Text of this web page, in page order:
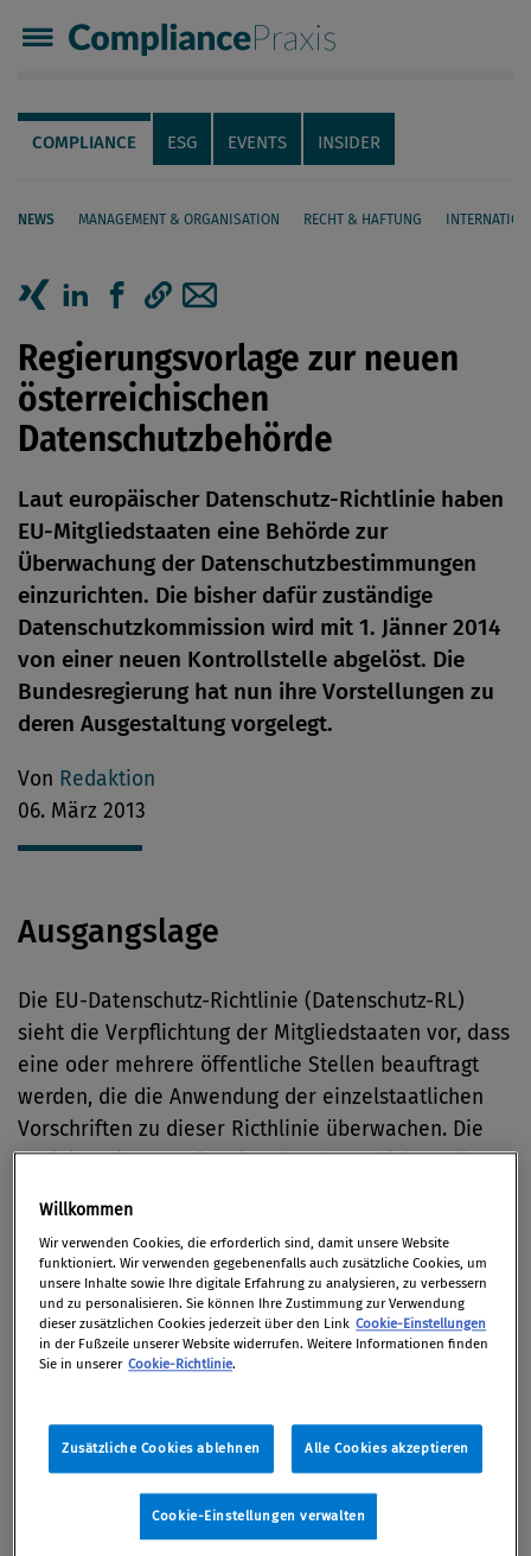
Compliance Praxis
Servicenavigation
Navigation
COMPLIANCE ESG EVENTS INSIDER
NEWS MANAGEMENT & ORGANISATION RECHT & HAFTUNG
Seiteninhalt
Artikel auf Xing teilen
Artikel auf linkedIn teilen
Regierungsvorlage zur neuen
österreichischen
Datenschutzbehörde
Laut europäischer Datenschutz-Richtlinie haben
EU-Mitgliedstaaten eine Behörde zur
Überwachung der Datenschutzbestimmungen
einzurichten. Die bisher dafür zuständige
Datenschutzkommission wird mit 1. Jänner 2014
von einer neuen Kontrollstelle abgelöst. Die
Bundesregierung hat nun ihre Vorstellungen zu
deren Ausgestaltung vorgelegt.
Von Redaktion
06. März 2013
Ausgangslage
Die EU-Datenschutz-Richtlinie (Datenschutz-RL)
sieht die Verpflichtung der Mitgliedstaaten vor, dass
eine oder mehrere öffentliche Stellen beauftragt
werden, die die Anwendung der einzelstaatlichen
Vorschriften zu dieser Ricthlinie überwachen. Die
Funktion nimmt auf nationaler Ebene bislang die
Die Verwaltungsgerichtsbarkeits-Novelle 2012 sieht
aber mit 1. 1. 2014 die Schaffung von
Verwaltungsgerichten sowie die Auflösung von
unabhängigen Verwaltungsbehörden vor, darunter
auch der Datenschutzkommission. Überdies
Gerichtshof (EuGH), dass die
Datenschutzkommission nicht den europäischen
Vorgaben entspricht, da sie – weil dem
Bundeskanzleramt unterstellt – nicht unabhängig
Willkommen
Wir verwenden Cookies, die erforderlich sind, damit unsere Website
funktioniert. Wir verwenden gegebenenfalls auch zusätzliche Cookies, um
unsere Inhalte sowie Ihre digitale Erfahrung zu analysieren, zu verbessern
und zu personalisieren. Sie können Ihre Zustimmung zur Verwendung
dieser zusätzlichen Cookies jederzeit über den Link Cookie-Einstellungen
in der Fußzeile unserer Website widerrufen. Weitere Informationen finden
Sie in unserer Cookie-Richtlinie.
Zusätzliche Cookies ablehnen Alle Cookies akzeptieren
Cookie-Einstellungen verwalten